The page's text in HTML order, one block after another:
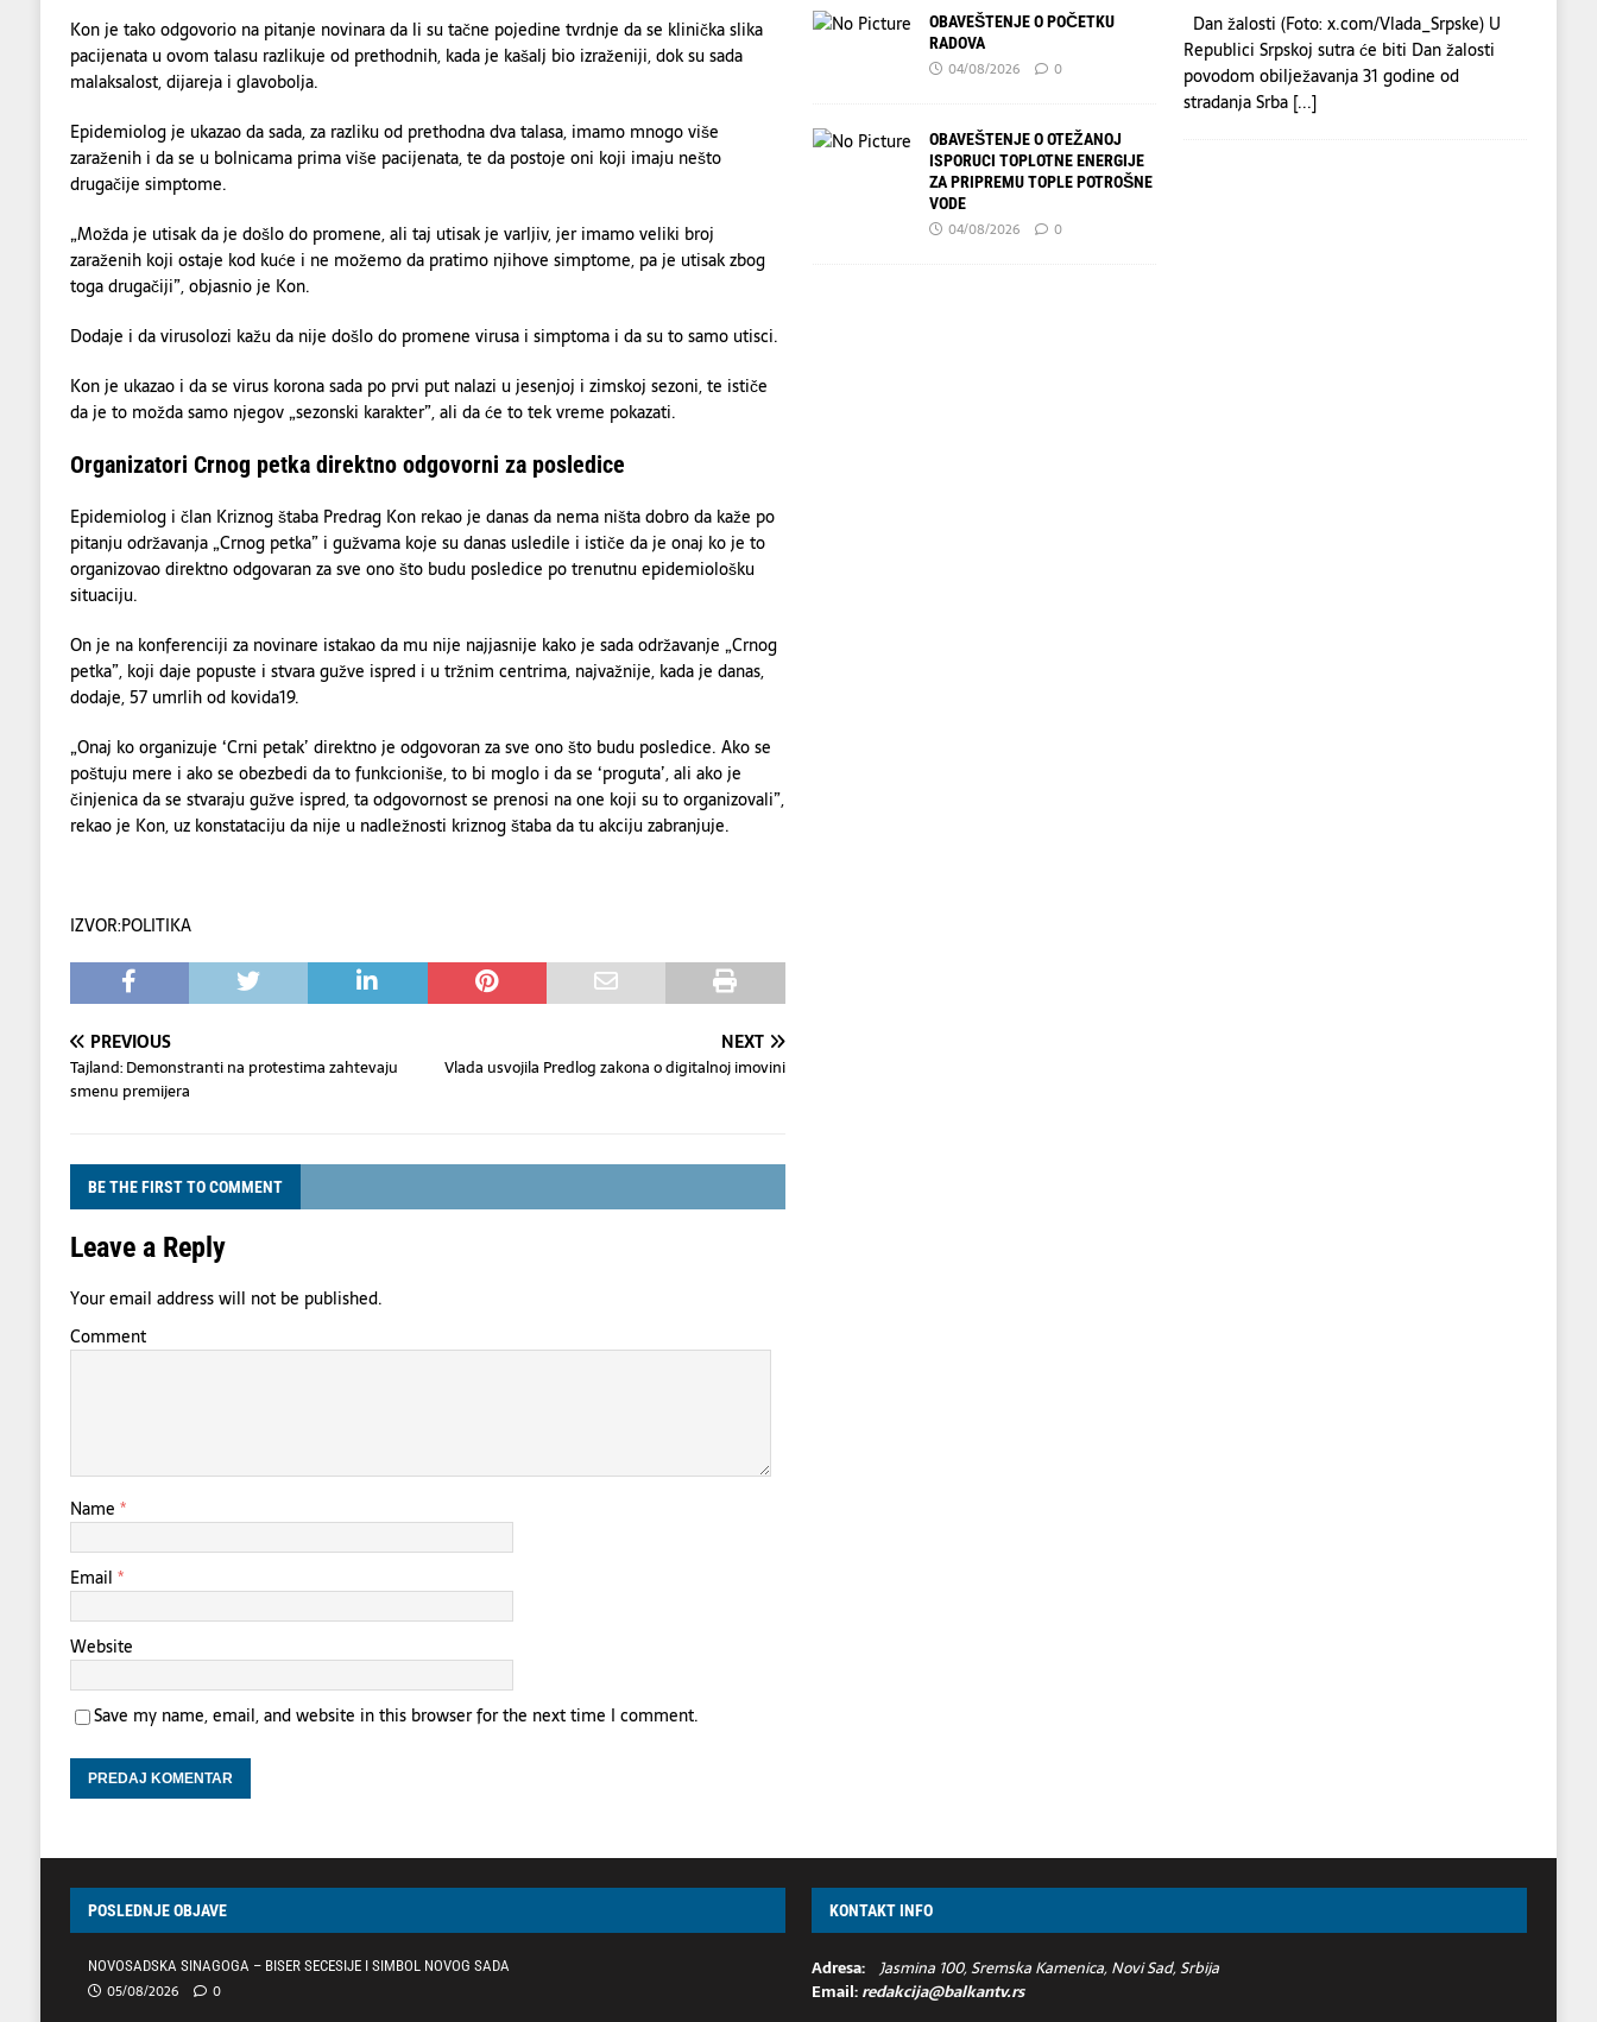
Kon je tako odgovorio na pitanje novinara da li su tačne pojedine tvrdnje da se klinička slika
pacijenata u ovom talasu razlikuje od prethodnih, kada je kašalj bio izraženiji, dok su sada
malaksalost, dijareja i glavobolja.
Epidemiolog je ukazao da sada, za razliku od prethodna dva talasa, imamo mnogo više
zaraženih i da se u bolnicama prima više pacijenata, te da postoje oni koji imaju nešto
drugačije simptome.
„Možda je utisak da je došlo do promene, ali taj utisak je varljiv, jer imamo veliki broj
zaraženih koji ostaje kod kuće i ne možemo da pratimo njihove simptome, pa je utisak zbog
toga drugačiji”, objasnio je Kon.
Dodaje i da virusolozi kažu da nije došlo do promene virusa i simptoma i da su to samo utisci.
Kon je ukazao i da se virus korona sada po prvi put nalazi u jesenjoj i zimskoj sezoni, te ističe
da je to možda samo njegov „sezonski karakter”, ali da će to tek vreme pokazati.
Organizatori Crnog petka direktno odgovorni za posledice
Epidemiolog i član Kriznog štaba Predrag Kon rekao je danas da nema ništa dobro da kaže po
pitanju održavanja „Crnog petka” i gužvama koje su danas usledile i ističe da je onaj ko je to
organizovao direktno odgovaran za sve ono što budu posledice po trenutnu epidemiološku
situaciju.
On je na konferenciji za novinare istakao da mu nije najjasnije kako je sada održavanje „Crnog
petka”, koji daje popuste i stvara gužve ispred i u tržnim centrima, najvažnije, kada je danas,
dodaje, 57 umrlih od kovida19.
„Onaj ko organizuje ‘Crni petak’ direktno je odgovoran za sve ono što budu posledice. Ako se
poštuju mere i ako se obezbedi da to funkcioniše, to bi moglo i da se ‘proguta’, ali ako je
činjenica da se stvaraju gužve ispred, ta odgovornost se prenosi na one koji su to organizovali”,
rekao je Kon, uz konstataciju da nije u nadležnosti kriznog štaba da tu akciju zabranjuje.
IZVOR:POLITIKA
PREVIOUS
Tajland: Demonstranti na protestima zahtevaju
smenu premijera
NEXT
Vlada usvojila Predlog zakona o digitalnoj imovini
BE THE FIRST TO COMMENT
Leave a Reply
Your email address will not be published.
Comment
Name *
Email *
Website
Save my name, email, and website in this browser for the next time I comment.
OBAVEŠTENJE O POČETKU
RADOVA
04/08/2026 0
OBAVEŠTENJE O OTEŽANOJ
ISPORUCI TOPLOTNE ENERGIJE
ZA PRIPREMU TOPLE POTROŠNE
VODE
04/08/2026 0
Dan žalosti (Foto: x.com/Vlada_Srpske) U
Republici Srpskoj sutra će biti Dan žalosti
povodom obilježavanja 31 godine od
stradanja Srba [...]
POSLEDNJE OBJAVE
NOVOSADSKA SINAGOGA – BISER SECESIJE I SIMBOL NOVOG SADA
05/08/2026 0
KONTAKT INFO
Adresa: Jasmina 100, Sremska Kamenica, Novi Sad, Srbija
Email:redakcija@balkantv.rs